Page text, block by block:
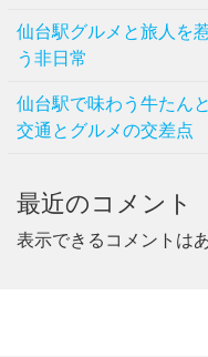
仙台駅グルメと旅人を
う非日常
仙台駅で味わう牛たん
交通とグルメの交差点
最近のコメント
表示できるコメントは